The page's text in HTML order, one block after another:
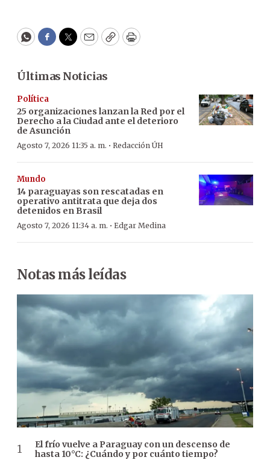
WhatsApp
Facebook
Twitter
EmailCopyPrint
Últimas Noticias
Política
25 organizaciones lanzan la Red por el
Derecho a la Ciudad ante el deterioro
de Asunción
Agosto 7, 2026 11:35 a. m. · Redacción ÚH
Mundo
14 paraguayas son rescatadas en
operativo antitrata que deja dos
detenidos en Brasil
Agosto 7, 2026 11:34 a. m. · Edgar Medina
Notas más leídas
El frío vuelve a Paraguay con un descenso de
hasta 10°C: ¿Cuándo y por cuánto tiempo?